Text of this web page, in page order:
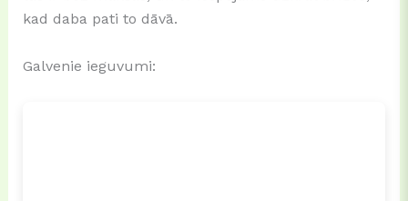
kad daba pati to dāvā.
Galvenie ieguvumi: